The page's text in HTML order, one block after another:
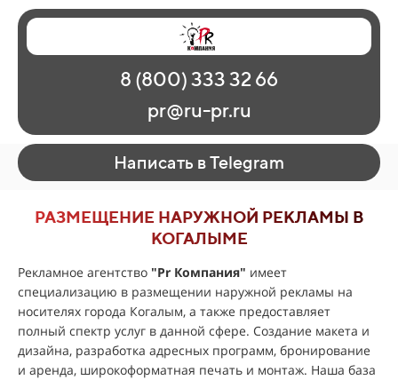
Главная
Наши работы
О рекламе
Регионы
Контакты
8 (800) 333 32 66
pr@ru-pr.ru
Написать в Telegram
РАЗМЕЩЕНИЕ НАРУЖНОЙ РЕКЛАМЫ В
КОГАЛЫМЕ
Рекламное агентство "Pr Компания" имеет
специализацию в размещении наружной рекламы на
носителях города Когалым, а также предоставляет
полный спектр услуг в данной сфере. Создание макета и
дизайна, разработка адресных программ, бронирование
и аренда, широкоформатная печать и монтаж. Наша база